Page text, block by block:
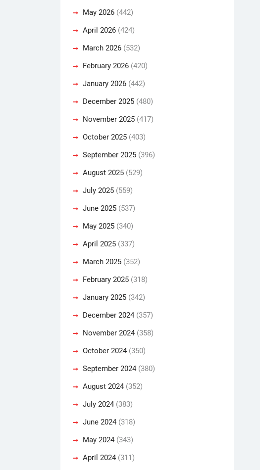
May 2026 (442)
April 2026 (424)
March 2026 (532)
February 2026 (420)
January 2026 (442)
December 2025 (480)
November 2025 (417)
October 2025 (403)
September 2025 (396)
August 2025 (529)
July 2025 (559)
June 2025 (537)
May 2025 (340)
April 2025 (337)
March 2025 (352)
February 2025 (318)
January 2025 (342)
December 2024 (357)
November 2024 (358)
October 2024 (350)
September 2024 (380)
August 2024 (352)
July 2024 (383)
June 2024 (318)
May 2024 (343)
April 2024 (311)